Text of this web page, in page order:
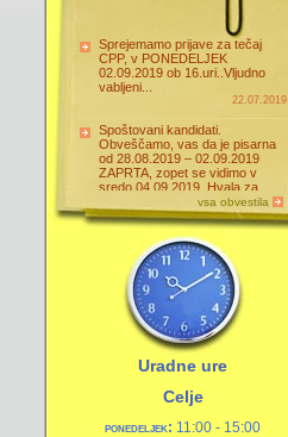
vsa obvestila
Sprejemamo prijave za tečaj
CPP, v PONEDELJEK
02.09.2019 ob 16.uri..Vljudno
vabljeni...
22.07.2019
Spoštovani kandidati.
Obveščamo, vas da je pisarna
od 28.08.2019 – 02.09.2019
ZAPRTA, zopet se vidimo v
sredo 04.09.2019. Hvala za
26.8.2019
Uradne ure
Celje
ponedeljek: 11:00 - 15:00